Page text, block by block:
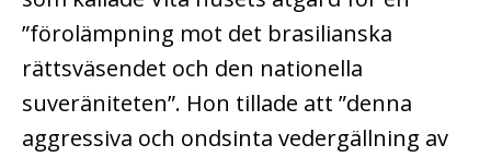
”förolämpning mot det brasilianska
rättsväsendet och den nationella
suveräniteten”. Hon tillade att ”denna
aggressiva och ondsinta vedergällning av